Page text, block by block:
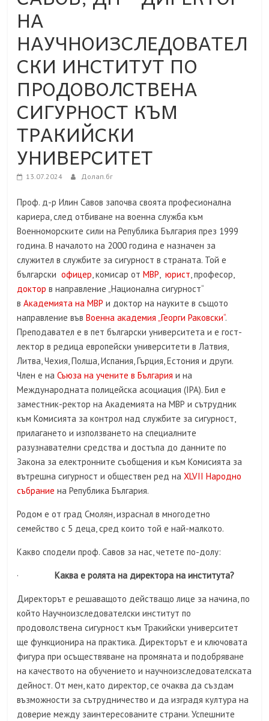
НА
НАУЧНОИЗСЛЕДОВАТЕЛ
СКИ ИНСТИТУТ ПО
ПРОДОВОЛСТВЕНА
СИГУРНОСТ КЪМ
ТРАКИЙСКИ
УНИВЕРСИТЕТ
13.07.2024 Долап.бг
Проф. д-р Илин Савов започва своята професионална
кариера, след отбиване на военна служба към
Военноморските сили на Република България през 1999
година. В началото на 2000 година е назначен за
служител в службите за сигурност в страната. Той е
българскиофицер, комисар отМВР,юрист, професор,
докторв направление „Национална сигурност“
вАкадемията на МВР и доктор на науките в същото
направление въвВоенна академия „Георги Раковски“.
Преподавател е в пет български университета и е гост-
лектор в редица европейски университети в Латвия,
Литва, Чехия, Полша, Испания, Гърция, Естония и други.
Член е наСъюза на учените в България и на
Международната полицейска асоциация (IPA). Бил е
заместник-ректор на Академията на МВР и сътрудник
към Комисията за контрол над службите за сигурност,
прилагането и използването на специалните
разузнавателни средства и достъпа до данните по
Закона за електронните съобщения и към Комисията за
вътрешна сигурност и обществен ред наXLVII Народно
събрание на Република България.
Родом е от град Смолян, израснал в многодетно
семейство с 5 деца, сред които той е най-малкото.
Какво сподели проф. Савов за нас, четете по-долу:
· Каква е ролята на директора на института?
Директорът е решаващото действащо лице за начина, по
който Научноизследователски институт по
продоволствена сигурност към Тракийски университет
ще функционира на практика. Директорът е и ключовата
фигура при осъществяване на промяната и подобряване
на качеството на обучението и научноизследователската
дейност. От мен, като директор, се очаква да създам
възможности за сътрудничество и да изградя култура на
доверие между заинтересованите страни. Успешните